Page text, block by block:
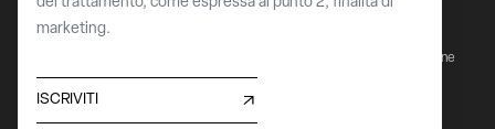
Sito finanziato dell’Unione Europea - "Next Generation EU - PNRR Transizione
Digitale Organismi Culturali e Creativi"
COR 15912229 / CUP C87J23004110008
marketing.
ISCRIVITI